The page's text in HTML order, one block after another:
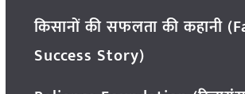
किसानों की सफलता की कहानी
Success Story)